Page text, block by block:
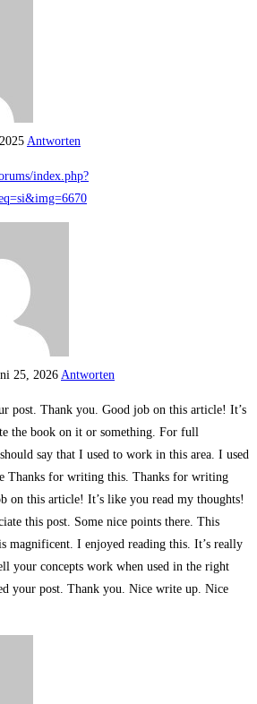
Antworten
index.php?
25, 2026 Antworten
post. Thank you. Good job on this article! It’s
the book on it or something. For full
say that I used to work in this area. I used
Thanks for writing this. Thanks for writing
on this article! It’s like you read my thoughts!
this post. Some nice points there. This
magnificent. I enjoyed reading this. It’s really
your concepts work when used in the right
your post. Thank you. Nice write up. Nice